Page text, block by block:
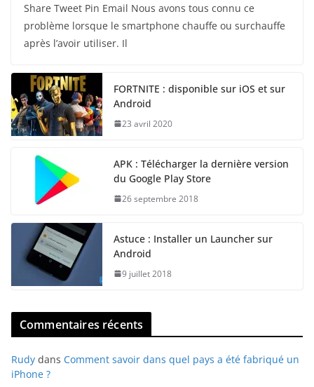
Share Tweet Pin Email Nous avons tous connu ce
problème lorsque le smartphone chauffe ou surchauffe
après l’avoir utiliser. Il
FORTNITE : disponible sur iOS et sur
Android
23 avril 2020
APK : Télécharger la dernière version
du Google Play Store
26 septembre 2018
Astuce : Installer un Launcher sur
Android
9 juillet 2018
Commentaires récents
Rudy dans Comment savoir dans quel pays a été fabriqué un
iPhone ?